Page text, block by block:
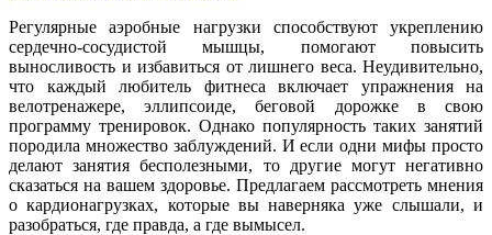
Регулярные аэробные нагрузки способствуют укреплению
сердечно-сосудистой мышцы, помогают повысить
выносливость и избавиться от лишнего веса. Неудивительно,
что каждый любитель фитнеса включает упражнения на
велотренажере, эллипсоиде, беговой дорожке в свою
программу тренировок. Однако популярность таких занятий
породила множество заблуждений. И если одни мифы просто
делают занятия бесполезными, то другие могут негативно
сказаться на вашем здоровье. Предлагаем рассмотреть мнения
о кардионагрузках, которые вы наверняка уже слышали, и
разобраться, где правда, а где вымысел.